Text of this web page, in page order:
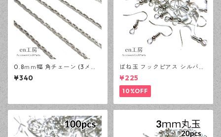
0.8ｍｍ幅 角チェーン (3メー
トル) シルバー アクセサリー
パーツ 基礎パーツ ハンドメイ
¥340
ばね玉 フックピアス シルバー
100ピース 釣針型 大容量 プチ
プラパーツ 【en工房】
¥225
10%OFF